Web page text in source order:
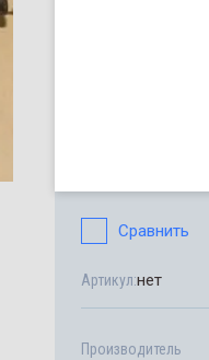
Сравнить
Артикул:нет
Производитель